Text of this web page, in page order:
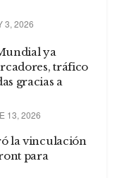
3, 2026
ya
tráfico
gracias a
13, 2026
la vinculación
para